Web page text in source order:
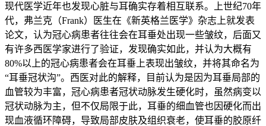
现代医学近年也发现心脏与耳确实存着相互联系。上世纪70年
代，弗兰克（Frank）医生在《新英格兰医学》杂志上就发表
论文，认为冠心病患者往往会在耳垂处出现一些皱纹，后面又
有许多西医学家进行了验证，发现确实如此，并认为大概有
80%以上的冠心病患者会在耳垂上表现出皱纹，并将其命名为
“耳垂冠状沟”。西医对此的解释，目前认为是因为耳垂局部的
血管较为丰富，冠心病患者冠状动脉发生硬化时，虽然病变以
冠状动脉为主，但不仅局限于此，耳垂的细血管也因硬化而出
现血液循环障碍，导致局部皮肤及组织衰老，使耳垂的胶原纤